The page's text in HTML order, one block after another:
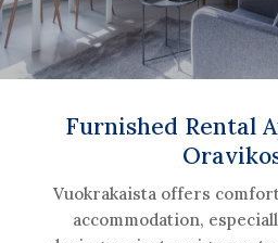
Furnished Rental
Vuokrakaista offers
accommodation,